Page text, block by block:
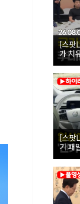
[스팟
가 치
[스팟
기 패